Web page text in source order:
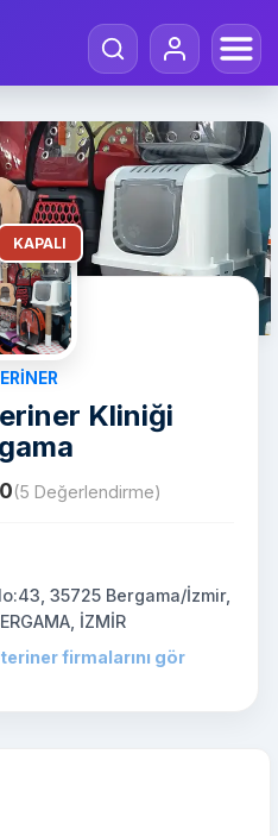
KAPALI
Kliniği
(5 Değerlendirme)
35725 Bergama/İzmir,
İZMİR
firmalarını gör